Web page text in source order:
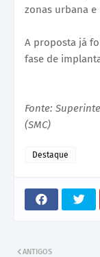
zonas urbana e
A proposta já
fase de
Fonte:
(SMC)
Destaque
ANTIGOS